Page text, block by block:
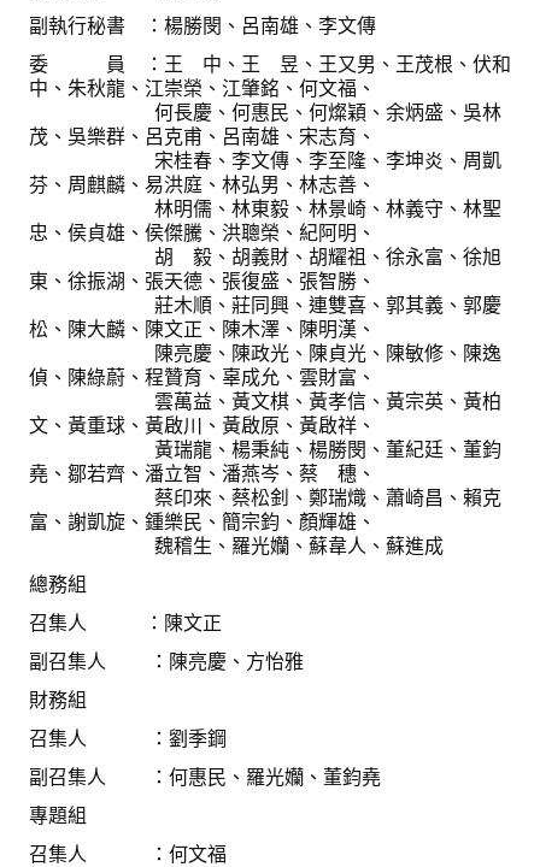
學會會歌
學會會址沿革
學會組織與架構
現任學會職員錄
學生獎勵金申請辦法
盧善棟獎學金評選辦法
鑛冶期刊徵稿
鑛冶論文獎初選作業細則
獎章委員會簡則
傑出服務貢獻獎設置辦法
場地租借管理辦法
學會章程
會員代表選舉辦法
副執行秘書 ：楊勝閔、呂南雄、李文傳
委 員 ：王 中、王 昱、王又男、王茂根、伏和
中、朱秋龍、江崇榮、江肇銘、何文福、
何長慶、何惠民、何燦穎、余炳盛、吳林
茂、吳樂群、呂克甫、呂南雄、宋志育、
宋桂春、李文傳、李至隆、李坤炎、周凱
芬、周麒麟、易洪庭、林弘男、林志善、
林明儒、林東毅、林景崎、林義守、林聖
忠、侯貞雄、侯傑騰、洪聰榮、紀阿明、
胡 毅、胡義財、胡耀祖、徐永富、徐旭
東、徐振湖、張天德、張復盛、張智勝、
莊木順、莊同興、連雙喜、郭其義、郭慶
松、陳大麟、陳文正、陳木澤、陳明漢、
陳亮慶、陳政光、陳貞光、陳敏修、陳逸
偵、陳綠蔚、程贊育、辜成允、雲財富、
雲萬益、黃文棋、黃孝信、黃宗英、黃柏
文、黃重球、黃啟川、黃啟原、黃啟祥、
黃瑞龍、楊秉純、楊勝閔、董紀廷、董鈞
堯、鄒若齊、潘立智、潘燕岑、蔡 穗、
蔡印來、蔡松釗、鄭瑞熾、蕭崎昌、賴克
富、謝凱旋、鍾樂民、簡宗鈞、顏輝雄、
魏稽生、羅光孏、蘇韋人、蘇進成
總務組
召集人 ：陳文正
副召集人 ：陳亮慶、方怡雅
財務組
召集人 ：劉季鋼
副召集人 ：何惠民、羅光孏、董鈞堯
專題組
召集人 ：何文福